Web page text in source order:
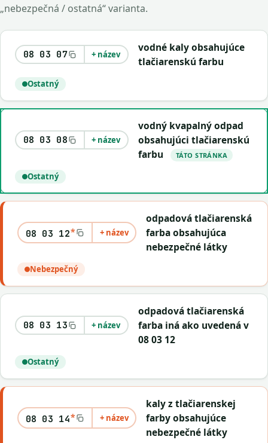
„nebezpečná / ostatná“ varianta.
08 03 07 + název
vodné kaly obsahujúce
tlačiarenskú farbu
Ostatný
08 03 08 + název
vodný kvapalný odpad
obsahujúci tlačiarenskú
farbu
TÁTO STRÁNKA
Ostatný
08 03 12* + název
odpadová tlačiarenská
farba obsahujúca
nebezpečné látky
Nebezpečný
08 03 13 + název
odpadová tlačiarenská
farba iná ako uvedená v
08 03 12
Ostatný
08 03 14* + název
kaly z tlačiarenskej
farby obsahujúce
nebezpečné látky